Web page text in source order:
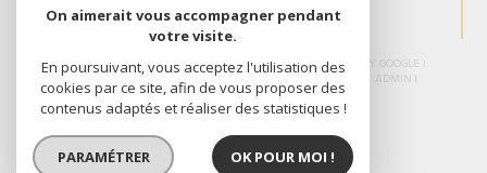
© 2026 | TOUS DROITS RÉSERVÉS | TRADUCTION POWERED BY GOOGLE |
NOS HONORAIRES
PLAN DU SITE
ADMIN
NOS LIENS
POLITIQUE RGPD COOKIES
On aimerait vous accompagner pendant
votre visite.
En poursuivant, vous acceptez l'utilisation des
cookies par ce site, afin de vous proposer des
contenus adaptés et réaliser des statistiques !
PARAMÉTRER OK POUR MOI !